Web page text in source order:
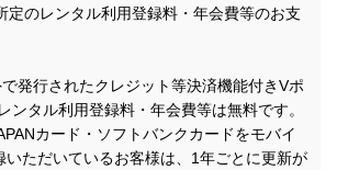
定のレンタル利用登録料・年会費等のお支
発行されたクレジット等決済機能付きVポ
ンタル利用登録料・年会費等は無料です。
カード・ソフトバンクカードをモバイ
いただいているお客様は、1年ごとに更新が